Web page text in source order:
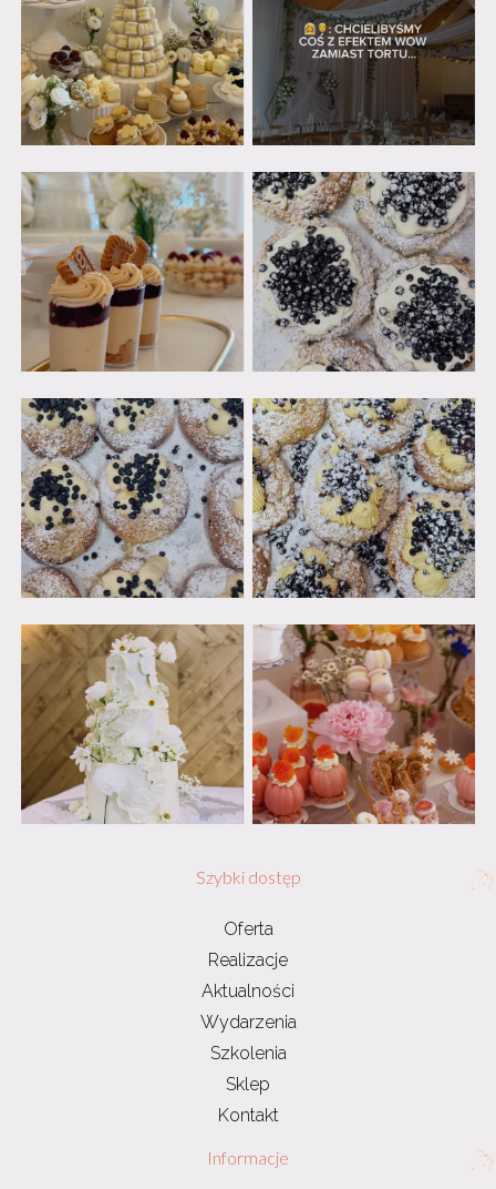
Szybki dostęp
Oferta
Realizacje
Aktualności
Wydarzenia
Szkolenia
Sklep
Kontakt
Informacje